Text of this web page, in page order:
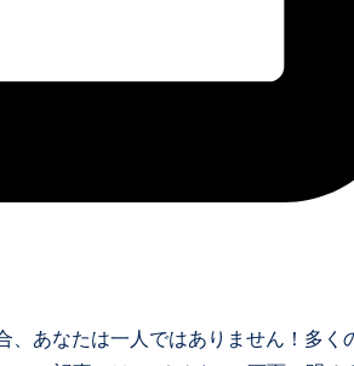
あなたは一人ではありません！多く